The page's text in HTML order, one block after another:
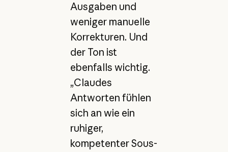
Ausgaben und
weniger manuelle
Korrekturen. Und
der Ton ist
ebenfalls wichtig.
„Claudes
Antworten fühlen
sich an wie ein
ruhiger,
kompetenter Sous-